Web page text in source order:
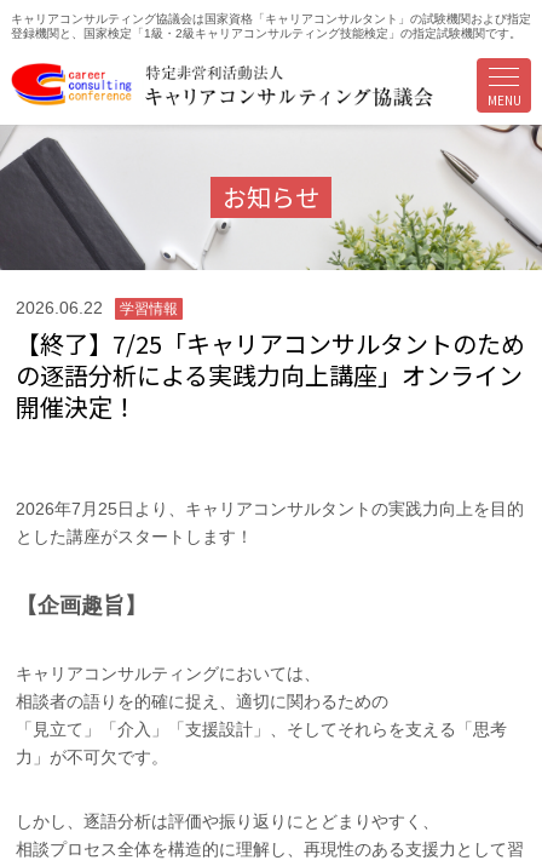
キャリアコンサルティング協議会は国家資格「キャリアコンサルタント」の試験機関および指定
登録機関と、国家検定「1級・2級キャリアコンサルティング技能検定」の指定試験機関です。
MENU
お知らせ
2026.06.22 学習情報
【終了】7/25「キャリアコンサルタントのため
の逐語分析による実践力向上講座」オンライン
開催決定！
2026年7月25日より、キャリアコンサルタントの実践力向上を目的
とした講座がスタートします！
【企画趣旨】
キャリアコンサルティングにおいては、
相談者の語りを的確に捉え、適切に関わるための
「見立て」「介入」「支援設計」、そしてそれらを支える「思考
力」が不可欠です。
しかし、逐語分析は評価や振り返りにとどまりやすく、
相談プロセス全体を構造的に理解し、再現性のある支援力として習